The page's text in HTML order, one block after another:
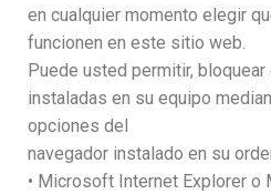
en cualquier momento elegir
funcionen en este sitio web.
Puede usted permitir,
instaladas en su equipo
opciones del
navegador instalado en su
• Microsoft Internet Explorer o